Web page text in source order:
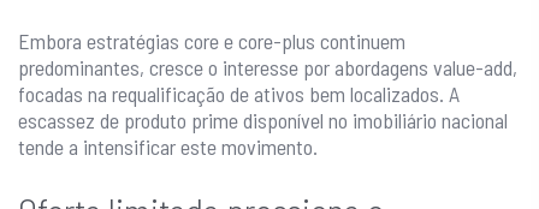
Embora estratégias core e core-plus continuem
predominantes, cresce o interesse por abordagens value-add,
focadas na requalificação de ativos bem localizados. A
escassez de produto prime disponível no imobiliário nacional
tende a intensificar este movimento.